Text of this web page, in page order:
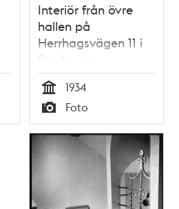
Interiör från övre
hallen på
Herrhagsvägen 11 i
Svedmyra
småstugeområde
Tid
1934
Typ
Foto